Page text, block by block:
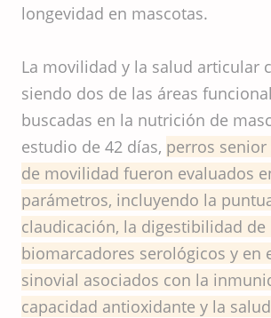
longevidad en mascotas.
La movilidad y la salud articular
siendo dos de las áreas
buscadas en la nutrición de
estudio de 42 días, perros
de movilidad fueron evaluados
parámetros, incluyendo la
claudicación, la digestibilidad de
biomarcadores serológicos y en
sinovial asociados con la
capacidad antioxidante y la